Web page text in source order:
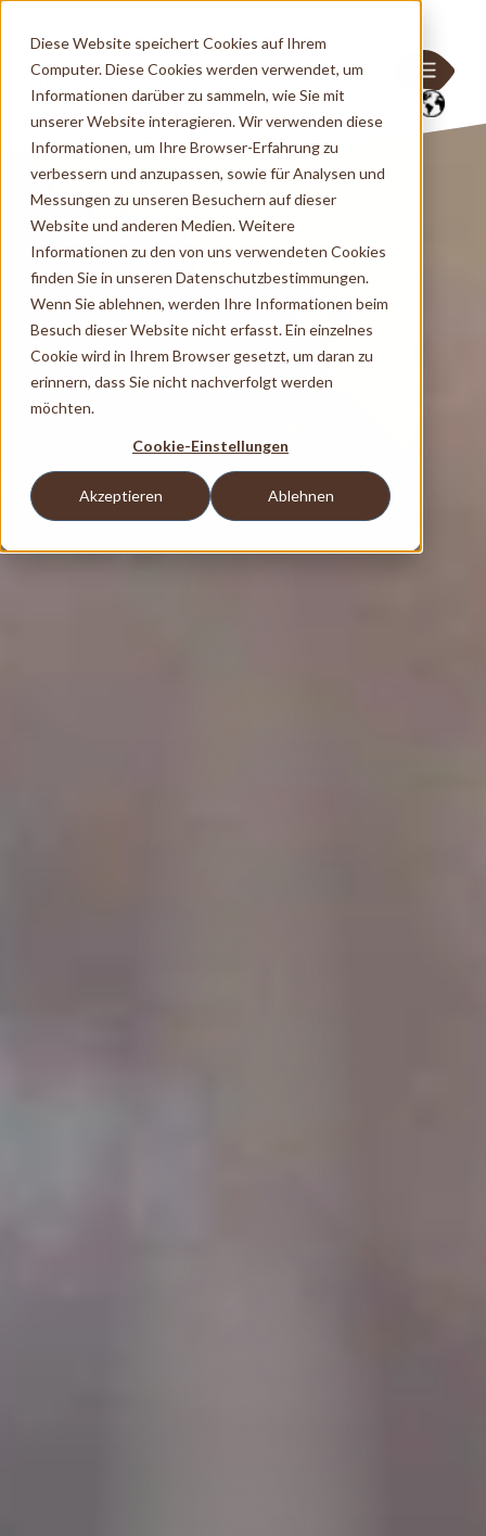
Diese Website speichert Cookies auf Ihrem
Computer. Diese Cookies werden verwendet, um
Informationen darüber zu sammeln, wie Sie mit
unserer Website interagieren. Wir verwenden diese
Informationen, um Ihre Browser-Erfahrung zu
verbessern und anzupassen, sowie für Analysen und
Messungen zu unseren Besuchern auf dieser
Website und anderen Medien. Weitere
Informationen zu den von uns verwendeten Cookies
finden Sie in unseren Datenschutzbestimmungen.
Wenn Sie ablehnen, werden Ihre Informationen beim
Besuch dieser Website nicht erfasst. Ein einzelnes
Cookie wird in Ihrem Browser gesetzt, um daran zu
erinnern, dass Sie nicht nachverfolgt werden
möchten.
Cookie-Einstellungen
Akzeptieren Ablehnen